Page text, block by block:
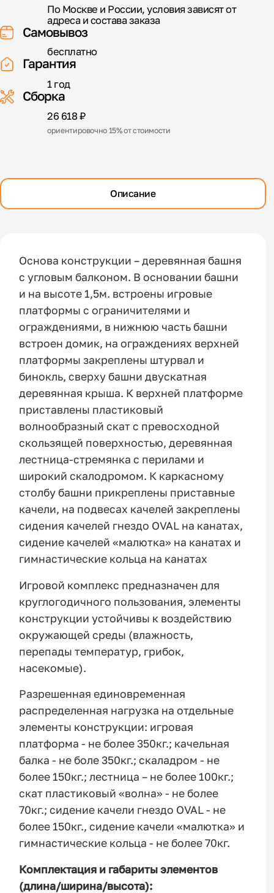
По Москве и России, условия зависят от
адреса и состава заказа
Самовывоз
бесплатно
Гарантия
1 год
Сборка
26 618 ₽
ориентировочно 15% от стоимости
Описание
Основа конструкции – деревянная башня
с угловым балконом. В основании башни
и на высоте 1,5м. встроены игровые
платформы с ограничителями и
ограждениями, в нижнюю часть башни
встроен домик, на ограждениях верхней
платформы закреплены штурвал и
бинокль, сверху башни двускатная
деревянная крыша. К верхней платформе
приставлены пластиковый
волнообразный скат с превосходной
скользящей поверхностью, деревянная
лестница-стремянка с перилами и
широкий скалодромом. К каркасному
столбу башни прикреплены приставные
качели, на подвесах качелей закреплены
сидения качелей гнездо OVAL на канатах,
сидение качелей «малютка» на канатах и
гимнастические кольца на канатах
Игровой комплекс предназначен для
круглогодичного пользования, элементы
конструкции устойчивы к воздействию
окружающей среды (влажность,
перепады температур, грибок,
насекомые).
Разрешенная единовременная
распределенная нагрузка на отдельные
элементы конструкции: игровая
платформа - не более 350кг.; качельная
балка - не боле 350кг.; скаладром - не
более 150кг.; лестница – не более 100кг.;
скат пластиковый «волна» - не более
70кг.; сидение качели гнездо OVAL - не
более 150кг., сидение качели «малютка» и
гимнастические кольца - не более 70кг.
Комплектация и габариты элементов
(длина/ширина/высота):